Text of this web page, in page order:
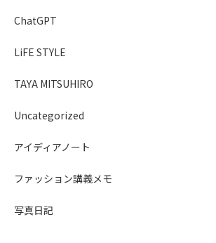
ChatGPT
LiFE STYLE
TAYA MITSUHIRO
Uncategorized
アイディアノート
ファッション講義メモ
写真日記